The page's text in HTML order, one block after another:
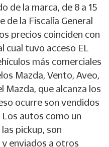
de la marca, de 8 a 15
de la Fiscalía General
precios coinciden con
cual tuvo acceso EL
más comerciales
Mazda, Vento, Aveo,
Mazda, que alcanza los
ocurre son vendidos
autos como un
pickup, son
enviados a otros